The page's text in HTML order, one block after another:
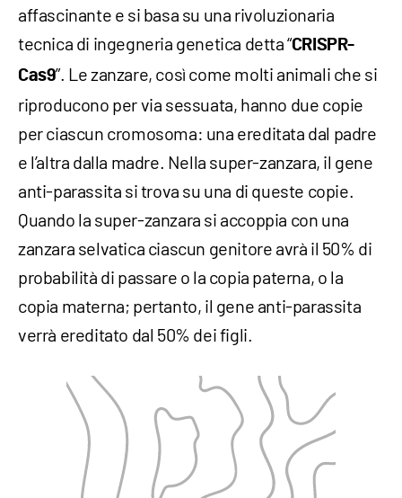
affascinante e si basa su una rivoluzionaria
tecnica di ingegneria genetica detta “CRISPR-
Cas9”. Le zanzare, così come molti animali che si
riproducono per via sessuata, hanno due copie
per ciascun cromosoma: una ereditata dal padre
e l’altra dalla madre. Nella super-zanzara, il gene
anti-parassita si trova su una di queste copie.
Quando la super-zanzara si accoppia con una
zanzara selvatica ciascun genitore avrà il 50% di
probabilità di passare o la copia paterna, o la
copia materna; pertanto, il gene anti-parassita
verrà ereditato dal 50% dei figli.